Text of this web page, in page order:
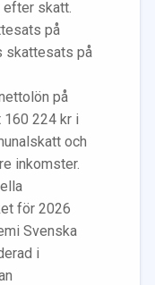
efter skatt.
på
skattesats på
på
160 224 kr i
och
inkomster.
för 2026
i Svenska
i